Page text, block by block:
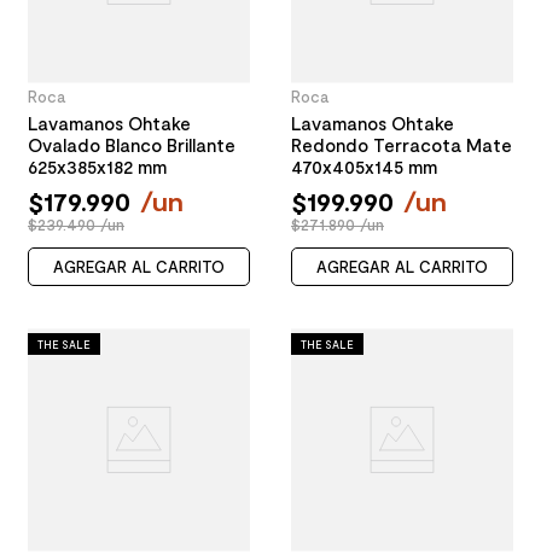
Roca
Lavamanos Ohtake
Ovalado Blanco Brillante
625x385x182 mm
$179.990 /un
$239.490 /un
AGREGAR AL CARRITO
Roca
Lavamanos Ohtake
Redondo Terracota Mate
470x405x145 mm
$199.990 /un
$271.890 /un
AGREGAR AL CARRITO
THE SALE THE SALE